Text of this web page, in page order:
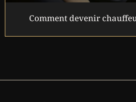
Comment devenir